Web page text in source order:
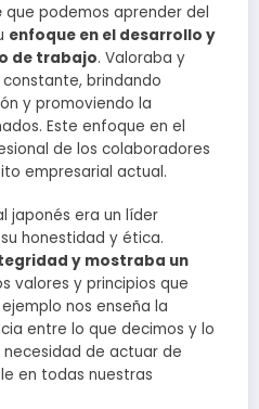
que podemos aprender del
enfoque en el desarrollo y
de trabajo. Valoraba y
brindando
y promoviendo la
Este enfoque en el
de los colaboradores
empresarial actual.
japonés era un líder
honestidad y ética.
y mostraba un
valores y principios que
nos enseña la
entre lo que decimos y lo
de actuar de
en todas nuestras